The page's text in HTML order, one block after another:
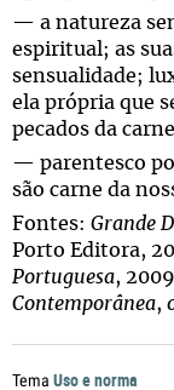
— a natureza
espiritual; as
sensualidade;
ela própria que
pecados da
— parentesco
são carne da
Fontes: Grande
Porto Editora,
Portuguesa,
Contemporânea,
Tema Uso e norma